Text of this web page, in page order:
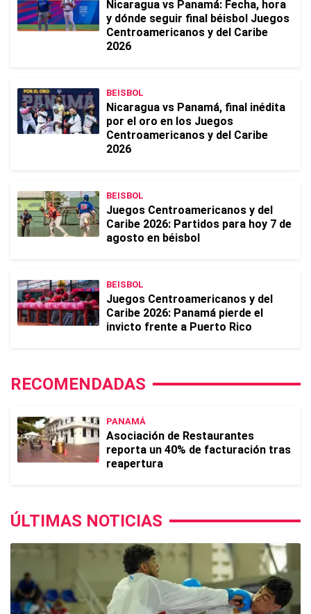
Nicaragua vs Panamá: Fecha, hora
y dónde seguir final béisbol Juegos
Centroamericanos y del Caribe
2026
BEISBOL
Nicaragua vs Panamá, final inédita
por el oro en los Juegos
Centroamericanos y del Caribe
2026
BEISBOL
Juegos Centroamericanos y del
Caribe 2026: Partidos para hoy 7 de
agosto en béisbol
BEISBOL
Juegos Centroamericanos y del
Caribe 2026: Panamá pierde el
invicto frente a Puerto Rico
RECOMENDADAS
PANAMÁ
Asociación de Restaurantes
reporta un 40% de facturación tras
reapertura
ÚLTIMAS NOTICIAS